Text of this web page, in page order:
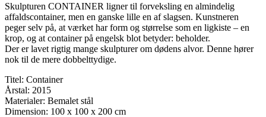
Skulpturen CONTAINER ligner til forveksling en almindelig
affaldscontainer, men en ganske lille en af slagsen. Kunstneren
peger selv på, at værket har form og størrelse som en ligkiste – en
krop, og at container på engelsk blot betyder: beholder.
Der er lavet rigtig mange skulpturer om dødens alvor. Denne hører
nok til de mere dobbelttydige.
Titel: Container
Årstal: 2015
Materialer: Bemalet stål
Dimension: 100 x 100 x 200 cm